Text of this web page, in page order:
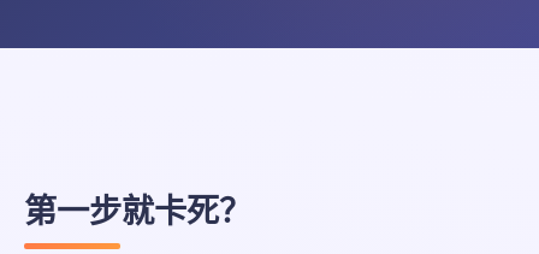
第一步就卡死？